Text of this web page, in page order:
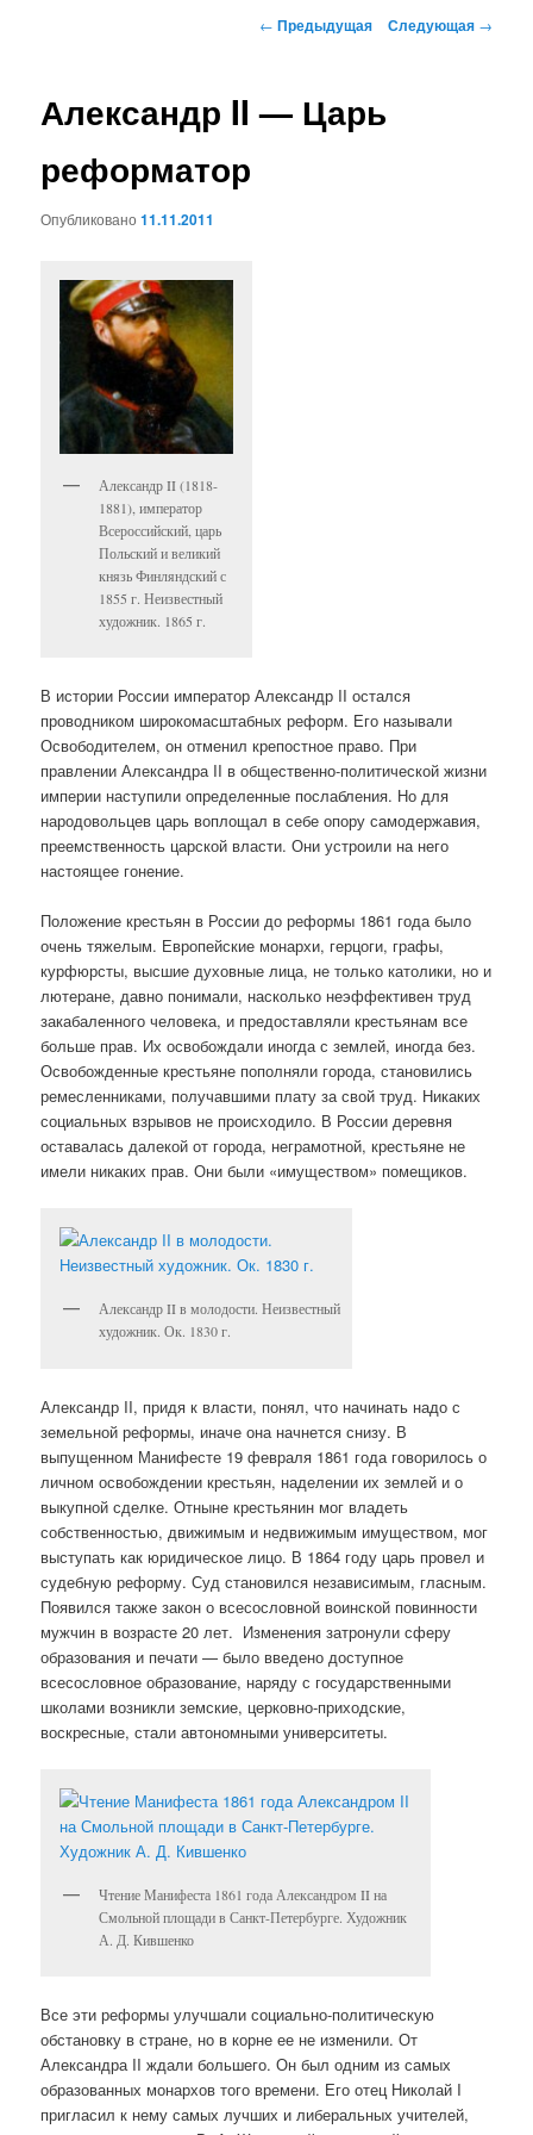
содержимому
Навигация
← Предыдущая Следующая →
Александр II — Царь
реформатор
Опубликовано11.11.2011
Александр II (1818-
1881), император
Всероссийский, царь
Польский и великий
князь Финляндский с
1855 г. Неизвестный
художник. 1865 г.
В истории России император Александр II остался
проводником широкомасштабных реформ. Его называли
Освободителем, он отменил крепостное право. При
правлении Александра II в общественно-политической жизни
империи наступили определенные послабления. Но для
народовольцев царь воплощал в себе опору самодержавия,
преемственность царской власти. Они устроили на него
настоящее гонение.
Положение крестьян в России до реформы 1861 года было
очень тяжелым. Европейские монархи, герцоги, графы,
курфюрсты, высшие духовные лица, не только католики, но и
лютеране, давно понимали, насколько неэффективен труд
закабаленного человека, и предоставляли крестьянам все
больше прав. Их освобождали иногда с землей, иногда без.
Освобожденные крестьяне пополняли города, становились
ремесленниками, получавшими плату за свой труд. Никаких
социальных взрывов не происходило. В России деревня
оставалась далекой от города, неграмотной, крестьяне не
имели никаких прав. Они были «имуществом» помещиков.
Александр II в молодости. Неизвестный
художник. Ок. 1830 г.
Александр II, придя к власти, понял, что начинать надо с
земельной реформы, иначе она начнется снизу. В
выпущенном Манифесте 19 февраля 1861 года говорилось о
личном освобождении крестьян, наделении их землей и о
выкупной сделке. Отныне крестьянин мог владеть
собственностью, движимым и недвижимым имуществом, мог
выступать как юридическое лицо. В 1864 году царь провел и
судебную реформу. Суд становился независимым, гласным.
Появился также закон о всесословной воинской повинности
мужчин в возрасте 20 лет. Изменения затронули сферу
образования и печати — было введено доступное
всесословное образование, наряду с государственными
школами возникли земские, церковно-приходские,
воскресные, стали автономными университеты.
Чтение Манифеста 1861 года Александром II на
Смольной площади в Санкт-Петербурге. Художник
А. Д. Кившенко
Все эти реформы улучшали социально-политическую
обстановку в стране, но в корне ее не изменили. От
Александра II ждали большего. Он был одним из самых
образованных монархов того времени. Его отец Николай I
пригласил к нему самых лучших и либеральных учителей,